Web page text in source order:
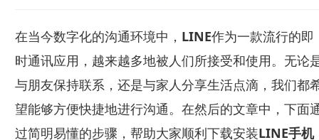
在当今数字化的沟通环境中， LINE作为一款流行的即
时通讯应用，越来越多地被人们所接受和使用。无论
与朋友保持联系，还是与家人分享生活点滴，我们都
望能够方便快捷地进行沟通。在然后的文章中，下面
过简明易懂的步骤，帮助大家顺利下载安装LINE手机